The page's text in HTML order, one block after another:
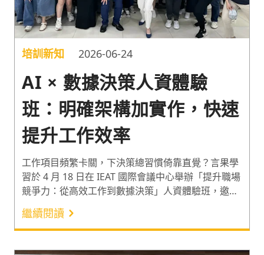
培訓新知 2026-06-24
AI × 數據決策人資體驗
班：明確架構加實作，快速
提升工作效率
工作項目頻繁卡關，下決策總習慣倚靠直覺？言果學
習於 4 月 18 日在 IEAT 國際會議中心舉辦「提升職場
競爭力：從高效工作到數據決策」人資體驗班，邀請
AI 應用教練「盧建邦」與數據思維專家「黃馨儀」，
分享提升工作效率的 AI 協作術，和以數據驅動的精
準決策法。透過明確框架協助人資夥伴提升工作效率
與成效，掌握新時代必備的職場競爭力！
繼續閱讀